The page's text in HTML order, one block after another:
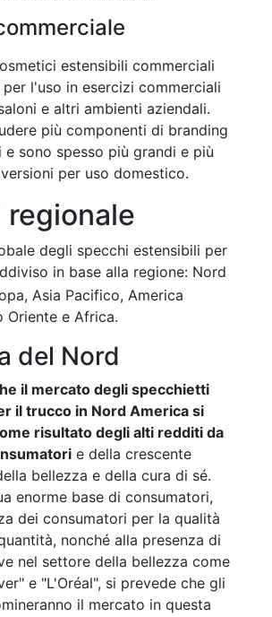
estensibili commerciali
l'uso in esercizi commerciali
e altri ambienti aziendali.
più componenti di branding
sono spesso più grandi e più
per uso domestico.
regionale
degli specchi estensibili per
in base alla regione: Nord
Asia Pacifico, America
Oriente e Africa.
del Nord
il mercato degli specchietti
il trucco in Nord America si
risultato degli alti redditi da
e della crescente
bellezza e della cura di sé.
enorme base di consumatori,
dei consumatori per la qualità
nonché alla presenza di
nel settore della bellezza come
e "L'Oréal", si prevede che gli
il mercato in questa